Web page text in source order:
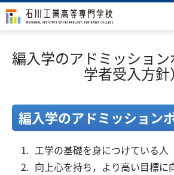
学科
入学案内
国際交流
編入学のアドミッショ
学者受入方針）
編入学のアドミッション
工学の基礎を身につけている人
向上心を持ち，より高い目標に